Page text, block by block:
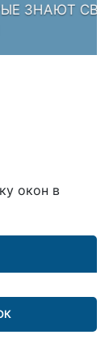
СВОЁ
окон в